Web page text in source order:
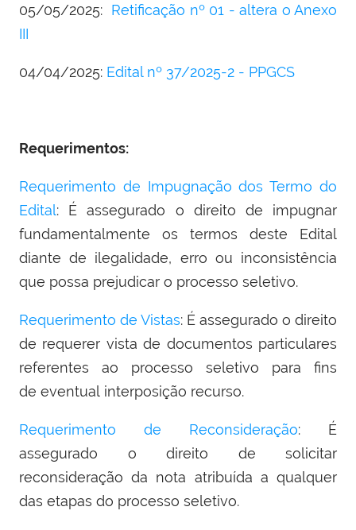
05/05/2025: Retificação nº 01 - altera o Anexo
III
04/04/2025: Edital nº 37/2025-2 - PPGCS
Requerimentos:
Requerimento de Impugnação dos Termo do
Edital: É assegurado o direito de impugnar
fundamentalmente os termos deste Edital
diante de ilegalidade, erro ou inconsistência
que possa prejudicar o processo seletivo.
Requerimento de Vistas: É assegurado o direito
de requerer vista de documentos particulares
referentes ao processo seletivo para fins
de eventual interposição recurso.
Requerimento de Reconsideração: É
assegurado o direito de solicitar
reconsideração da nota atribuída a qualquer
das etapas do processo seletivo.